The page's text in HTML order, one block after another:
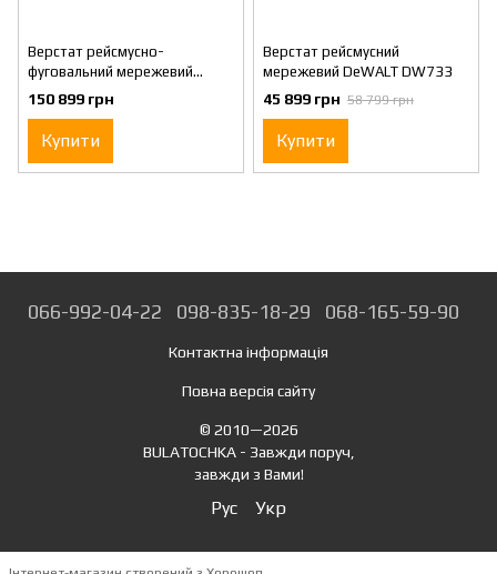
Верстат рейсмусно-
фуговальний мережевий
DeWALT D27300
150 899 грн
Купити
Верстат рейсмусний
мережевий DeWALT DW733
45 899 грн 58 799 грн
Купити
066-992-04-22 098-835-18-29 068-165-59-90
Контактна інформація
Повна версія сайту
© 2010—2026
BULATOCHKA - Завжди поруч,
завжди з Вами!
Рус Укр